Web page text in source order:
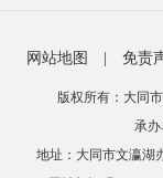
网站地图 免责
版权所有：大同
承
地址：大同市文瀛湖